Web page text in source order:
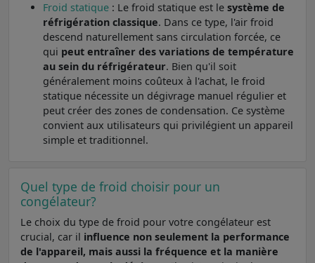
Froid statique : Le froid statique est le système de
réfrigération classique. Dans ce type, l'air froid
descend naturellement sans circulation forcée, ce
qui peut entraîner des variations de température
au sein du réfrigérateur. Bien qu'il soit
généralement moins coûteux à l'achat, le froid
statique nécessite un dégivrage manuel régulier et
peut créer des zones de condensation. Ce système
convient aux utilisateurs qui privilégient un appareil
simple et traditionnel.
Quel type de froid choisir pour un
congélateur?
Le choix du type de froid pour votre congélateur est
crucial, car il influence non seulement la performance
de l'appareil, mais aussi la fréquence et la manière